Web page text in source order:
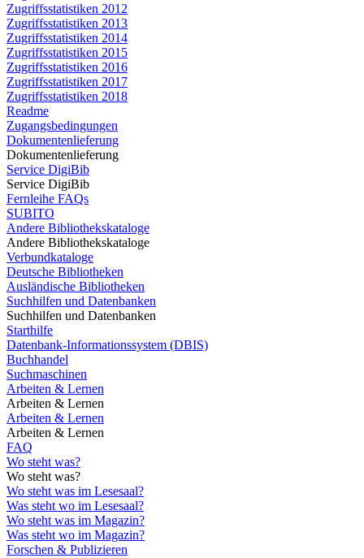
Zugriffsstatistiken 2012
Zugriffsstatistiken 2013
Zugriffsstatistiken 2014
Zugriffsstatistiken 2015
Zugriffsstatistiken 2016
Zugriffsstatistiken 2017
Zugriffsstatistiken 2018
Readme
Zugangsbedingungen
Dokumentenlieferung
Dokumentenlieferung
Service DigiBib
Service DigiBib
Fernleihe FAQs
SUBITO
Andere Bibliothekskataloge
Andere Bibliothekskataloge
Verbundkataloge
Deutsche Bibliotheken
Ausländische Bibliotheken
Suchhilfen und Datenbanken
Suchhilfen und Datenbanken
Starthilfe
Datenbank-Informationssystem (DBIS)
Buchhandel
Suchmaschinen
Arbeiten & Lernen
Arbeiten & Lernen
Arbeiten & Lernen
Arbeiten & Lernen
FAQ
Wo steht was?
Wo steht was?
Wo steht was im Lesesaal?
Was steht wo im Lesesaal?
Wo steht was im Magazin?
Was steht wo im Magazin?
Forschen & Publizieren